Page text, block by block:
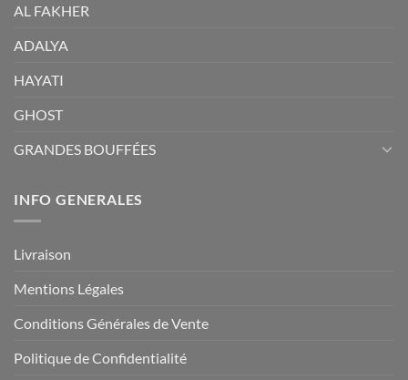
AL FAKHER
ADALYA
HAYATI
GHOST
GRANDES BOUFFÉES
INFO GENERALES
Livraison
Mentions Légales
Conditions Générales de Vente
Politique de Confidentialité